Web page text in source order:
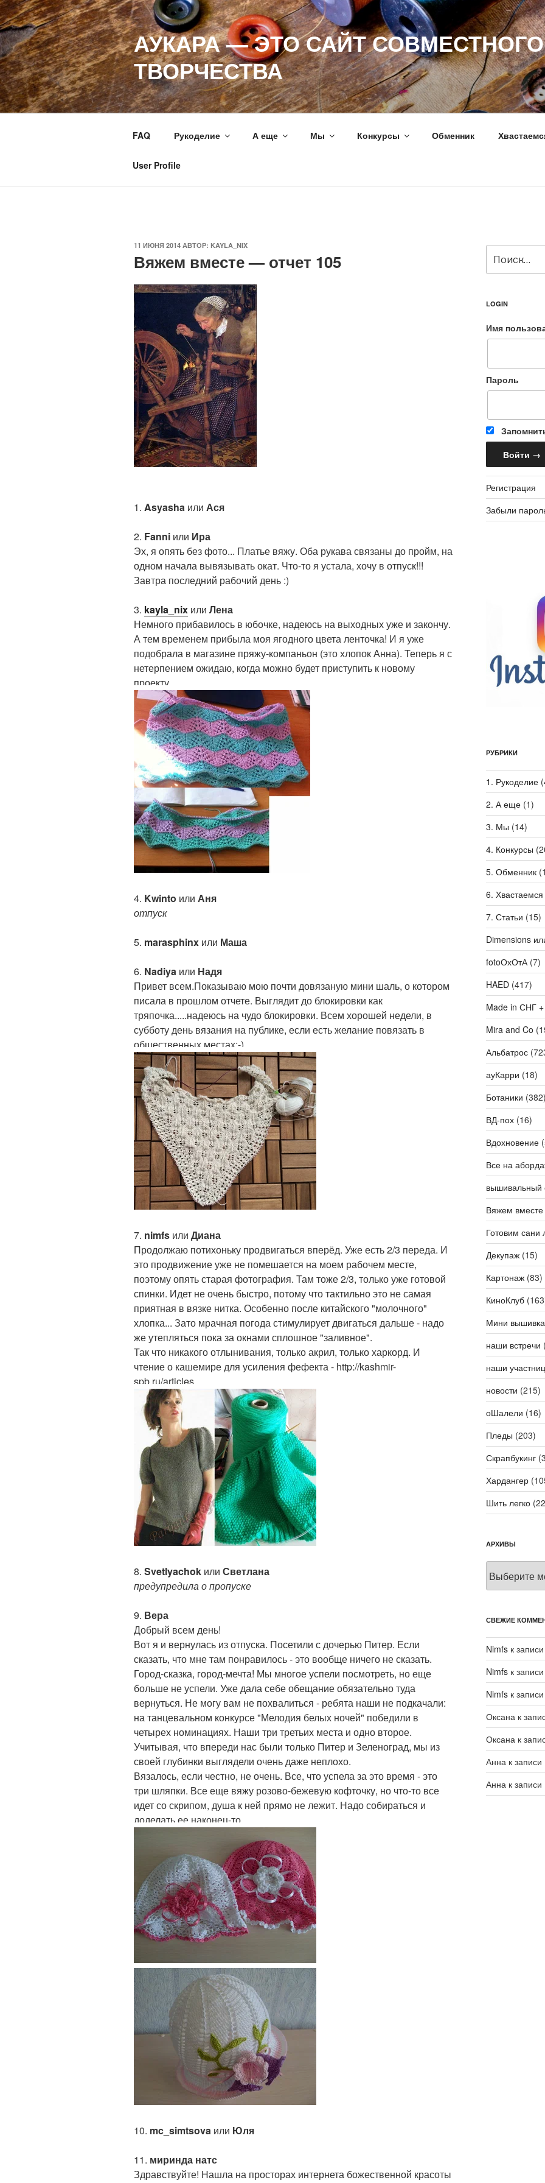
Перейти
к
содержимому
АУКАРА — ЭТО САЙТ СОВМЕСТНОГО
ТВОРЧЕСТВА
FAQ Рукоделие А еще Мы Конкурсы Обменник
User Profile
ОПУБЛИКОВАНО
11 ИЮНЯ 2014 АВТОР: KAYLA_NIX
Вяжем вместе — отчет 105
1. Asyasha или Ася
2. Fanni или Ира
Эх, я опять без фото... Платье вяжу. Оба рукава связаны до пройм, на
одном начала вывязывать окат. Что-то я устала, хочу в отпуск!!!
Завтра последний рабочий день :)
3. kayla_nix или Лена
Немного прибавилось в юбочке, надеюсь на выходных уже и закончу.
А тем временем прибыла моя ягодного цвета ленточка! И я уже
подобрала в магазине пряжу-компаньон (это хлопок Анна). Теперь я с
нетерпением ожидаю, когда можно будет приступить к новому
проекту.
4. Kwinto или Аня
отпуск
5. marasphinx или Маша
6. Nadiya или Надя
Привет всем.Показываю мою почти довязаную мини шаль, о котором
писала в прошлом отчете. Выглядит до блокировки как
тряпочка.....надеюсь на чудо блокировки. Всем хорошей недели, в
субботу день вязания на публике, если есть желание повязать в
общественных местах:-)
7. nimfs или Диана
Продолжаю потихоньку продвигаться вперёд. Уже есть 2/3 переда. И
это продвижение уже не помешается на моем рабочем месте,
поэтому опять старая фотография. Там тоже 2/3, только уже готовой
спинки. Идет не очень быстро, потому что тактильно это не самая
приятная в вязке нитка. Особенно после китайского "молочного"
хлопка... Зато мрачная погода стимулирует двигаться дальше - надо
же утепляться пока за окнами сплошное "заливное".
Так что никакого отлынивания, только акрил, только харкорд. И
чтение о кашемире для усиления фефекта - http://kashmir-
spb.ru/articles
8. Svetlyachok или Светлана
предупредила о пропуске
9. Вера
Добрый всем день!
Вот я и вернулась из отпуска. Посетили с дочерью Питер. Если
сказать, что мне там понравилось - это вообще ничего не сказать.
Город-сказка, город-мечта! Мы многое успели посмотреть, но еще
больше не успели. Уже дала себе обещание обязательно туда
вернуться. Не могу вам не похвалиться - ребята наши не подкачали:
на танцевальном конкурсе "Мелодия белых ночей" победили в
четырех номинациях. Наши три третьих места и одно второе.
Учитывая, что впереди нас были только Питер и Зеленоград, мы из
своей глубинки выглядели очень даже неплохо.
Вязалось, если честно, не очень. Все, что успела за это время - это
три шляпки. Все еще вяжу розово-бежевую кофточку, но что-то все
идет со скрипом, душа к ней прямо не лежит. Надо собираться и
доделать ее наконец-то.
10. mc_simtsova или Юля
11. миринда натс
Здравствуйте! Нашла на просторах интернета божественной красоты
LOGIN
Имя
Пароль
Регистрация
Забыли
РУБРИКИ
1. Рукоделие
2. А еще(1)
3. Мы (14)
4. Конкурсы
5. Обменник
6. Хвастаемся
7. Статьи (15)
Dimensions
fotoОхОтА(7)
HAED(417)
Made in СНГ
Mira and Co
Альбатрос
ауКарри (18)
Ботаники
ВД-пох(16)
Вдохновение
Все на
вышивальный
Вяжем вместе
Готовим сани
Декупаж(15)
Картонаж(83)
КиноКлуб
Мини вышивка
наши встречи
наши
новости (215)
оШалели (16)
Пледы (203)
Скрапбукинг
Хардангер
Шить легко
АРХИВЫ
СВЕЖИЕ
Nimfsк
Nimfsк
Nimfsк
Оксанак
Оксанак
Аннак записи
Аннак записи